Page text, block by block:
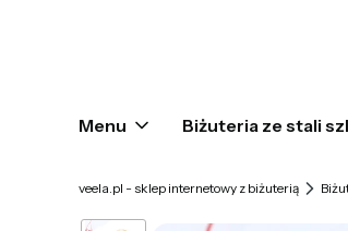
Menu Biżuteria ze stali
veela.pl - sklep internetowy z biżuterią